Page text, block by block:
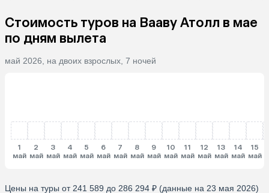
Стоимость туров на Вааву Атолл в мае
по дням вылета
май 2026, на двоих взрослых, 7 ночей
1
май
2
май
3
май
4
май
5
май
6
май
7
май
8
май
9
май
10
май
11
май
12
май
13
май
14
май
15
май
Цены на туры от 241 589 до 286 294 ₽ (данные на 23 мая 2026)